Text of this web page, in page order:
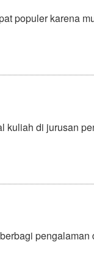
populer karena
kuliah di jurusan
pengalaman